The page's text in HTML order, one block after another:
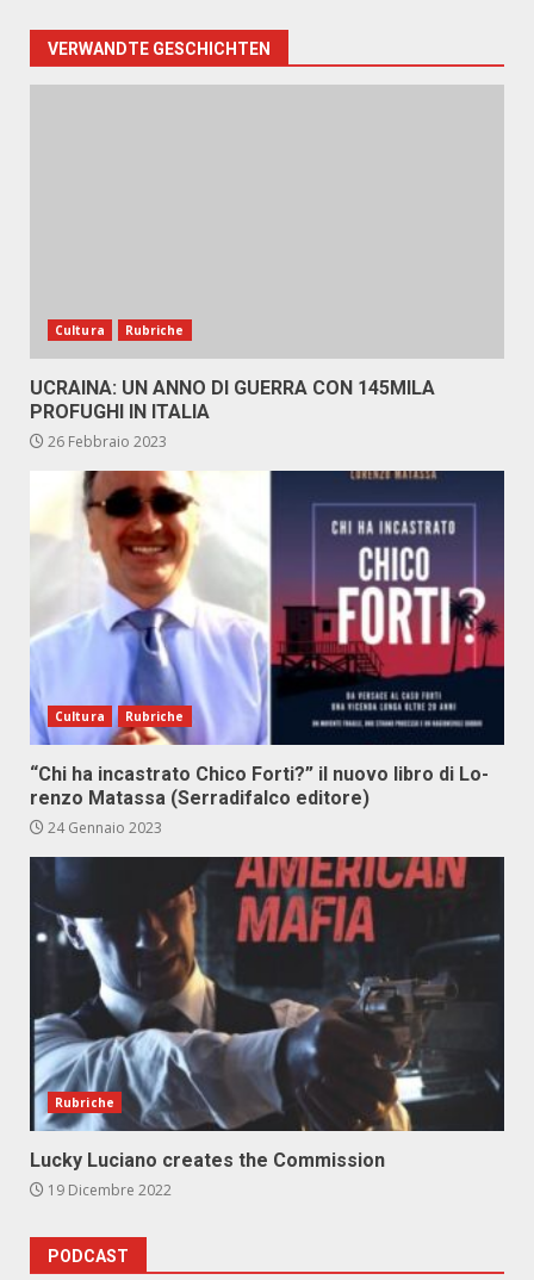
VERWANDTE GESCHICHTEN
Cultura Rubriche
UCRAINA: UN ANNO DI GUERRA CON 145MILA
PROFUGHI IN ITALIA
26 Febbraio 2023
Cultura Rubriche
“Chi ha in­ca­stra­to Chi­co For­ti?” il nuo­vo li­bro di Lo­
ren­zo Ma­tas­sa (Ser­ra­di­fal­co edi­to­re)
24 Gennaio 2023
Rubriche
Lucky Luciano creates the Commission
19 Dicembre 2022
PODCAST